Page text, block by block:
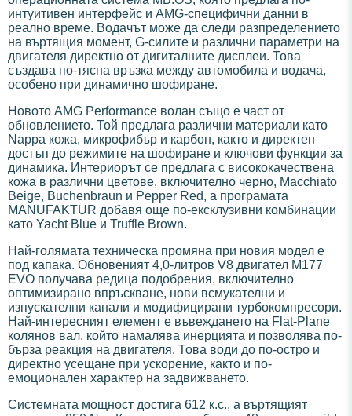
интуитивен интерфейс и AMG-специфични данни в
реално време. Водачът може да следи разпределението
на въртящия момент, G-силите и различни параметри на
двигателя директно от дигиталните дисплеи. Това
създава по-тясна връзка между автомобила и водача,
особено при динамично шофиране.
Новото AMG Performance волан също е част от
обновлението. Той предлага различни материали като
Nappa кожа, микрофибър и карбон, както и директен
достъп до режимите на шофиране и ключови функции за
динамика. Интериорът се предлага с висококачествена
кожа в различни цветове, включително черно, Macchiato
Beige, Buchenbraun и Pepper Red, а програмата
MANUFAKTUR добавя още по-ексклузивни комбинации
като Yacht Blue и Truffle Brown.
Най-голямата техническа промяна при новия модел е
под капака. Обновеният 4,0-литров V8 двигател M177
EVO получава редица подобрения, включително
оптимизирано впръскване, нови всмукателни и
изпускателни канали и модифицирани турбокомпресори.
Най-интересният елемент е въвеждането на Flat-Plane
колянов вал, който намалява инерцията и позволява по-
бърза реакция на двигателя. Това води до по-остро и
директно усещане при ускорение, както и по-
емоционален характер на задвижването.
Системната мощност достига 612 к.с., а въртящият